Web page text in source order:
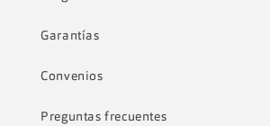
Garantías
Convenios
Preguntas frecuentes